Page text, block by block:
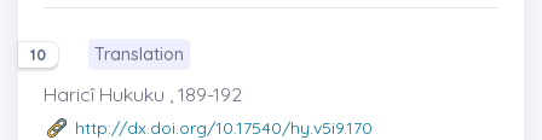
10 Translation
Haricî Hukuku , 189-192
http://dx.doi.org/10.17540/hy.v5i9.170